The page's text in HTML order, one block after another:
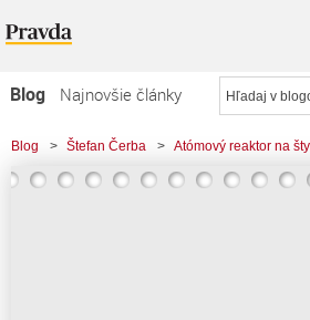
Blog
Najnovšie články
Najčítanejšie články
Najkomentovanejšie články
Blog > Štefan Čerba > Atómový reaktor na